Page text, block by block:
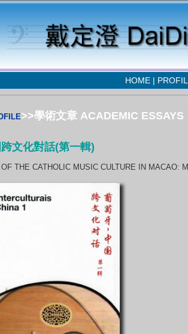
HOME|
>>學術文章 ACADEMIC ESSAYS
文化對話(第一輯)
OF THE CATHOLIC MUSIC CULTURE IN